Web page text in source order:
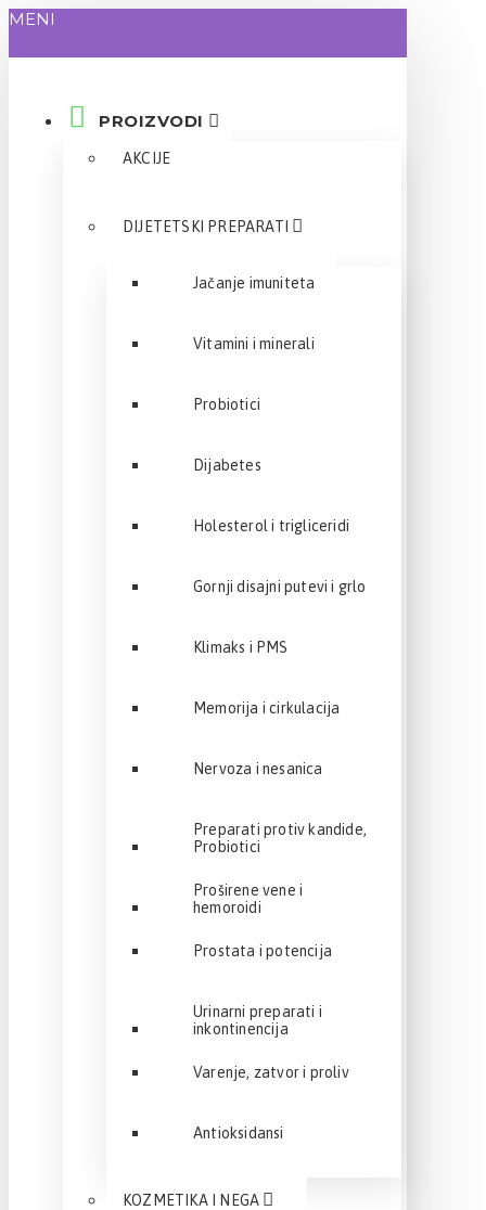
MENI
PROIZVODI
AKCIJE
DIJETETSKI PREPARATI
Jačanje imuniteta
Vitamini i minerali
Probiotici
Dijabetes
Holesterol i trigliceridi
Gornji disajni putevi i grlo
Klimaks i PMS
Memorija i cirkulacija
Nervoza i nesanica
Preparati protiv kandide,
Probiotici
Proširene vene i
hemoroidi
Prostata i potencija
Urinarni preparati i
inkontinencija
Varenje, zatvor i proliv
Antioksidansi
KOZMETIKA I NEGA